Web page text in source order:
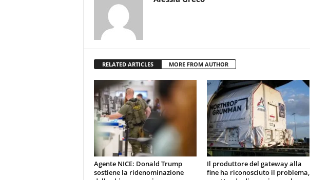
RELATED ARTICLES MORE FROM AUTHOR
Agente NICE: Donald Trump
sostiene la ridenominazione
Il produttore del gateway alla
fine ha riconosciuto il problema,